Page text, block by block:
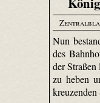
Nun
des
der
zu heben